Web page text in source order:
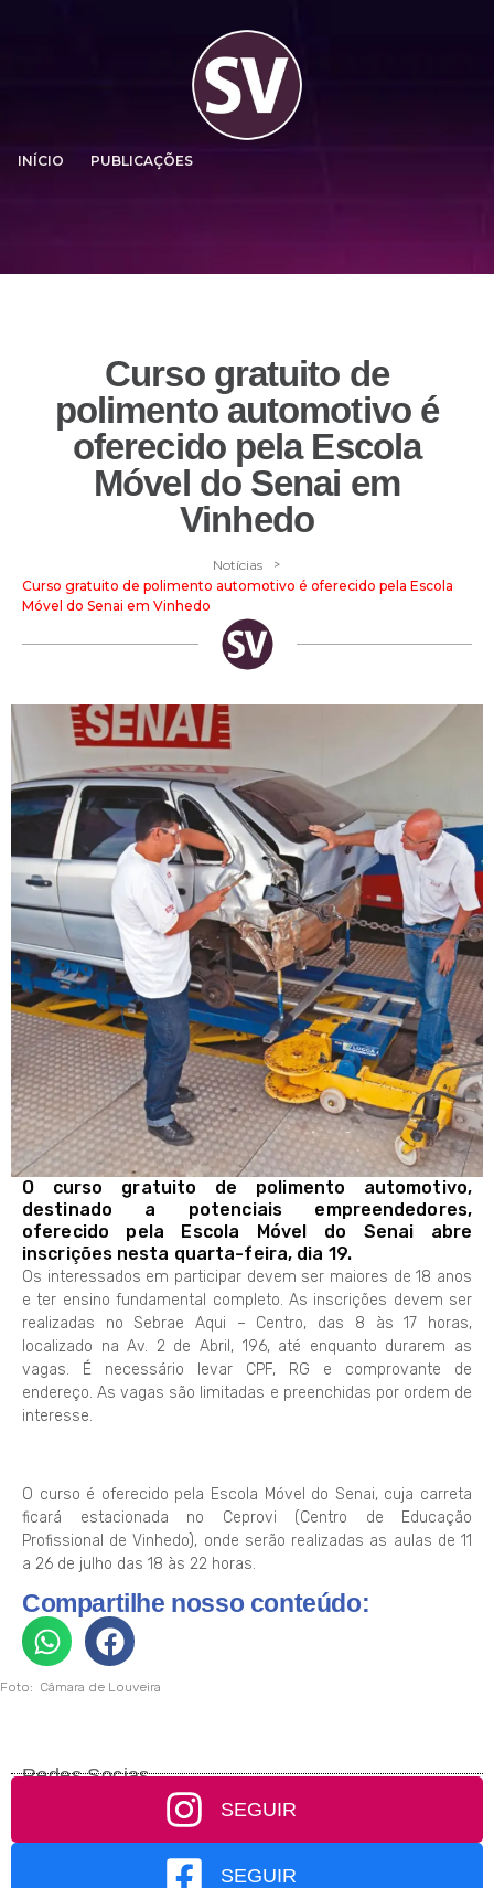
INÍCIO PUBLICAÇÕES
Curso gratuito de
polimento automotivo é
oferecido pela Escola
Móvel do Senai em
Vinhedo
Notícias >
Curso gratuito de polimento automotivo é oferecido pela Escola
Móvel do Senai em Vinhedo
O curso gratuito de polimento automotivo,
destinado a potenciais empreendedores,
oferecido pela Escola Móvel do Senai abre
inscrições nesta quarta-feira, dia 19.
Os interessados em participar devem ser maiores de 18 anos
e ter ensino fundamental completo. As inscrições devem ser
realizadas no Sebrae Aqui – Centro, das 8 às 17 horas,
localizado na Av. 2 de Abril, 196, até enquanto durarem as
vagas. É necessário levar CPF, RG e comprovante de
endereço. As vagas são limitadas e preenchidas por ordem de
interesse.
O curso é oferecido pela Escola Móvel do Senai, cuja carreta
ficará estacionada no Ceprovi (Centro de Educação
Profissional de Vinhedo), onde serão realizadas as aulas de 11
a 26 de julho das 18 às 22 horas.
Compartilhe nosso conteúdo:
Foto: Câmara de Louveira
Redes Socias
SEGUIR
SEGUIR